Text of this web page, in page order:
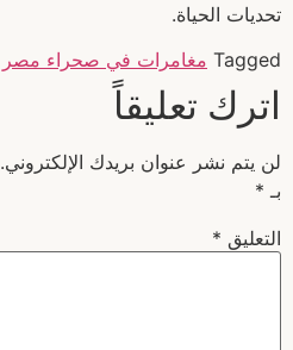
تحديات الحياة.
Tagged مغامرات في صحراء مصر
اترك تعليقاً
لن يتم نشر عنوان بريدك الإلكتروني.
بـ *
التعليق *